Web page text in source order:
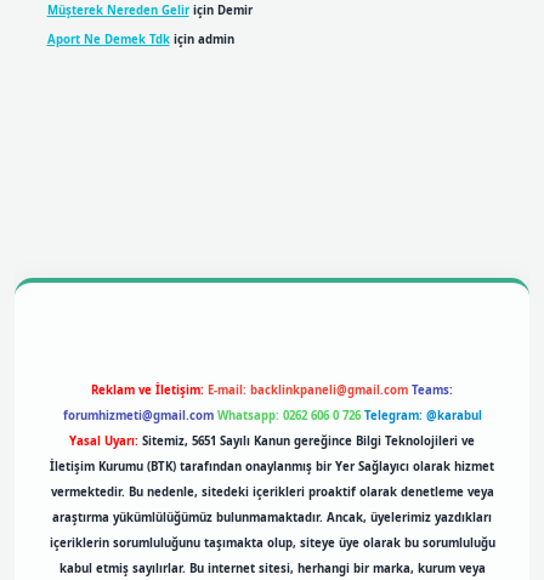
Müşterek Nereden Geliriçin Demir
Aport Ne Demek Tdkiçin admin
Reklam ve İletişim: E-mail: backlinkpaneli@gmail.com Teams:
forumhizmeti@gmail.com Whatsapp: 0262 606 0 726 Telegram: @karabul
Yasal Uyarı: Sitemiz, 5651 Sayılı Kanun gereğince Bilgi Teknolojileri ve
İletişim Kurumu (BTK) tarafından onaylanmış bir Yer Sağlayıcı olarak hizmet
vermektedir. Bu nedenle, sitedeki içerikleri proaktif olarak denetleme veya
araştırma yükümlülüğümüz bulunmamaktadır. Ancak, üyelerimiz yazdıkları
içeriklerin sorumluluğunu taşımakta olup, siteye üye olarak bu sorumluluğu
kabul etmiş sayılırlar. Bu internet sitesi, herhangi bir marka, kurum veya